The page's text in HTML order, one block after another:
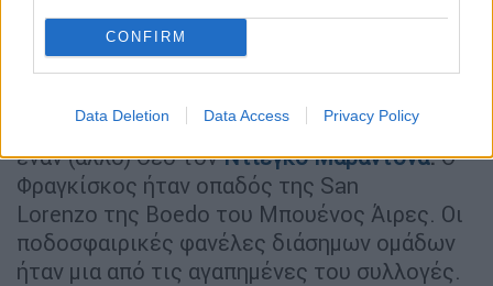
CONFIRM
Data Deletion Data Access Privacy Policy
Με έναν... Θεό. /copyrighjt Ap Photos
7.Ο Πάπας Φραγκίσκος ήταν λάτρης του
Εθνική Αργεντινήςκαι πίστευε (και) εις
έναν (άλλο) Θεό τονΝτιέγκο Μαραντόνα.Ο
Φραγκίσκος ήταν οπαδός της San
Lorenzo της Boedo του Μπουένος Άιρες. Οι
ποδοσφαιρικές φανέλες διάσημων ομάδων
ήταν μια από τις αγαπημένες του συλλογές.